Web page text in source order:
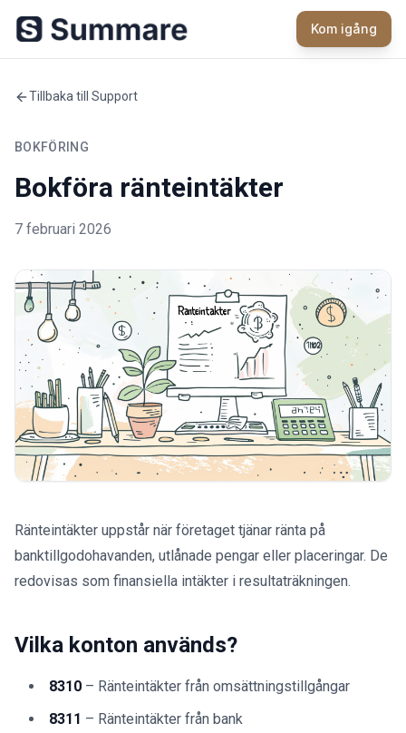
Kom igång
Tillbaka till Support
BOKFÖRING
Bokföra ränteintäkter
7 februari 2026
Ränteintäkter uppstår när företaget tjänar ränta på
banktillgodohavanden, utlånade pengar eller placeringar. De
redovisas som finansiella intäkter i resultaträkningen.
Vilka konton används?
8310 – Ränteintäkter från omsättningstillgångar
8311 – Ränteintäkter från bank